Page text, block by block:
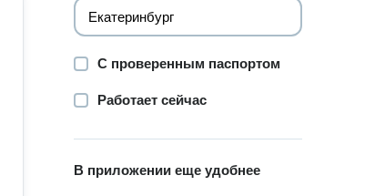
С проверенным паспортом
Работает сейчас
В приложении еще удобнее